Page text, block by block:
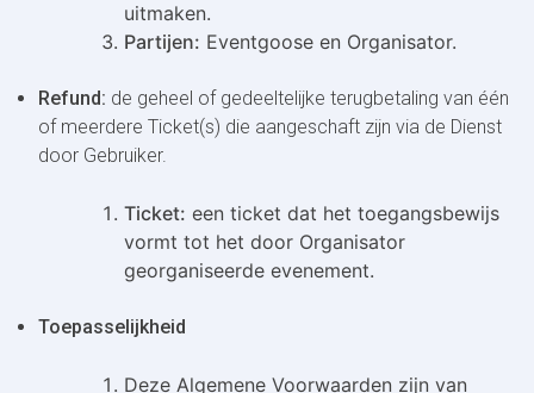
uitmaken.
Partijen: Eventgoose en Organisator.
Refund: de geheel of gedeeltelijke terugbetaling van één
of meerdere Ticket(s) die aangeschaft zijn via de Dienst
door Gebruiker.
Ticket: een ticket dat het toegangsbewijs
vormt tot het door Organisator
georganiseerde evenement.
Toepasselijkheid
Deze Algemene Voorwaarden zijn van